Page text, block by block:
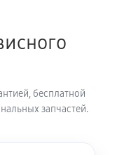
Coolpix P100
бесплатной
запчастей.